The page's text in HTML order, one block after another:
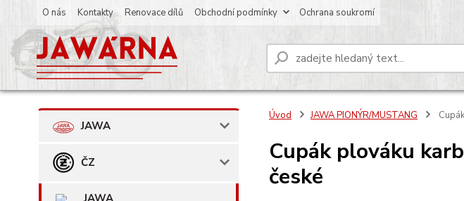
O nás Kontakty Renovace dílů Obchodní podmínky Ochrana soukromí
JAWA
ČZ
Úvod JAWA PIONÝR/MUSTANG
Cupák plováku
české